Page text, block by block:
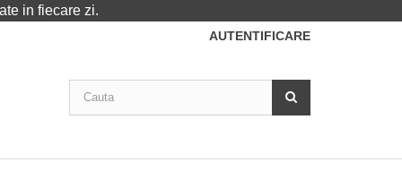
in fiecare zi.
AUTENTIFICARE